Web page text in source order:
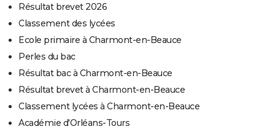
Résultat brevet 2026
Classement des lycées
Ecole primaire à Charmont-en-Beauce
Perles du bac
Résultat bac à Charmont-en-Beauce
Résultat brevet à Charmont-en-Beauce
Classement lycées à Charmont-en-Beauce
Académie d'Orléans-Tours